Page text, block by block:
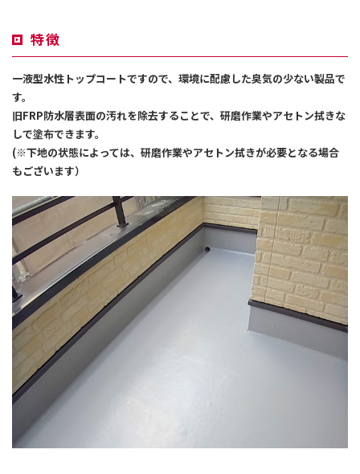
特徴
一液型水性トップコートですので、環境に配慮した臭気の少ない製品で
す。
旧FRP防水層表面の汚れを除去することで、研磨作業やアセトン拭きな
しで塗布できます。
(※下地の状態によっては、研磨作業やアセトン拭きが必要となる場合
もございます）